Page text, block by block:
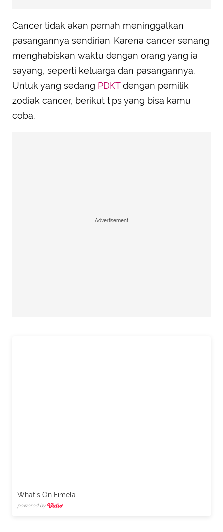
Cancer tidak akan pernah meninggalkan
pasangannya sendirian. Karena cancer senang
menghabiskan waktu dengan orang yang ia
sayang, seperti keluarga dan pasangannya.
Untuk yang sedang PDKTdengan pemilik
zodiak cancer, berikut tips yang bisa kamu
coba.
Advertisement
What's On Fimela
powered by